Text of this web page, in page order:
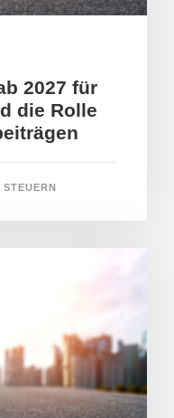
2027 für
die Rolle
STEUERN